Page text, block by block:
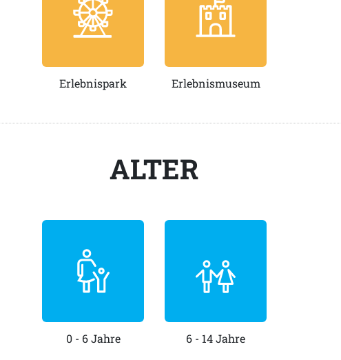
Erlebnispark Erlebnismuseum
ALTER
0 - 6 Jahre 6 - 14 Jahre